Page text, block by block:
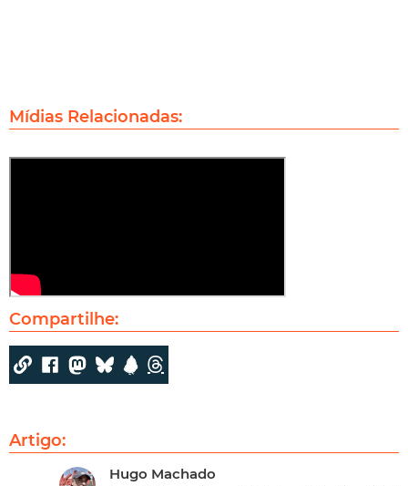
Mídias Relacionadas:
Compartilhe:
Artigo:
Hugo Machado